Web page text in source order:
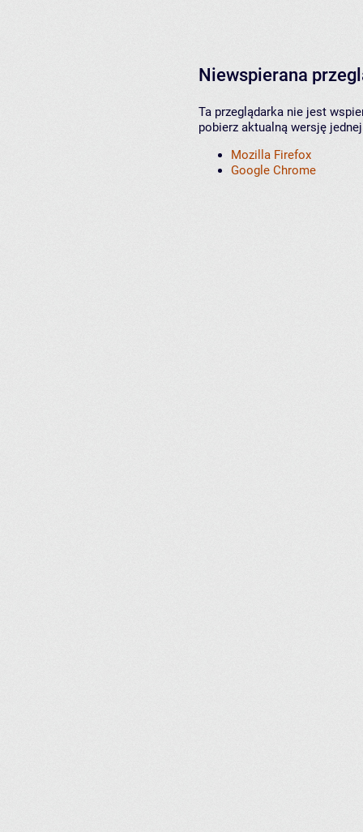
Niewspierana
Ta przeglądarka nie jest
pobierz aktualną wersję
Mozilla Firefox
Google Chrome